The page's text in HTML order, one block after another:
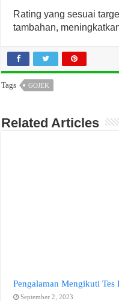
Rating yang sesuai
tambahan,
Tags GOJEK
Related Articles
Pengalaman Mengikuti
September 2, 2023